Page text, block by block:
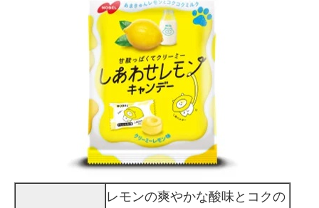
レモンの爽やかな酸味とコクの